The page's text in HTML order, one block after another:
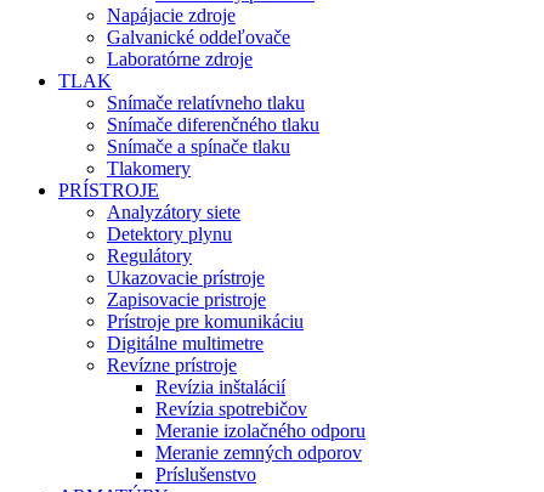
Napájacie zdroje
Galvanické oddeľovače
Laboratórne zdroje
TLAK
Snímače relatívneho tlaku
Snímače diferenčného tlaku
Snímače a spínače tlaku
Tlakomery
PRÍSTROJE
Analyzátory siete
Detektory plynu
Regulátory
Ukazovacie prístroje
Zapisovacie pristroje
Prístroje pre komunikáciu
Digitálne multimetre
Revízne prístroje
Revízia inštalácií
Revízia spotrebičov
Meranie izolačného odporu
Meranie zemných odporov
Príslušenstvo